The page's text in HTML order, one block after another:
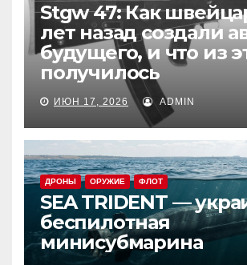
Stgw 47: Как
лет назад создали
будущего, и что из
получилось
ИЮН 17, 2026 ADMIN
ДРОНЫ ОРУЖИЕ ФЛОТ
SEA TRIDENT —
беспилотная
минисубмарина